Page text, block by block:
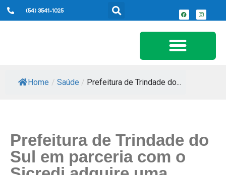
(54) 3541-1025
Home / Saúde / Prefeitura de Trindade do...
Prefeitura de Trindade do
Sul em parceria com o